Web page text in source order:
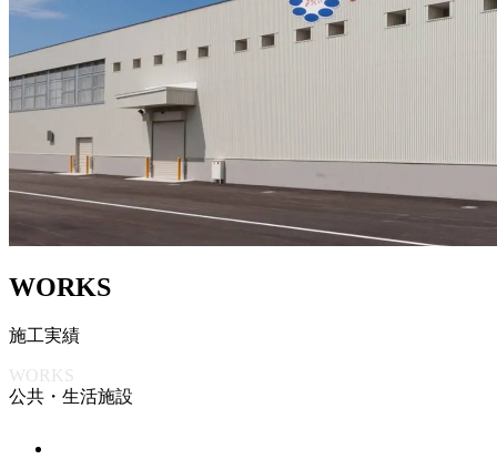
WORKS
施工実績
WORKS
公共・生活施設